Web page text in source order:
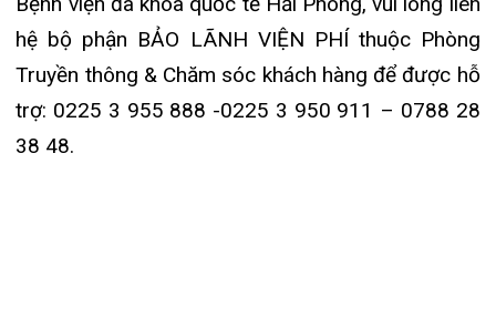
Đặt lịch khám